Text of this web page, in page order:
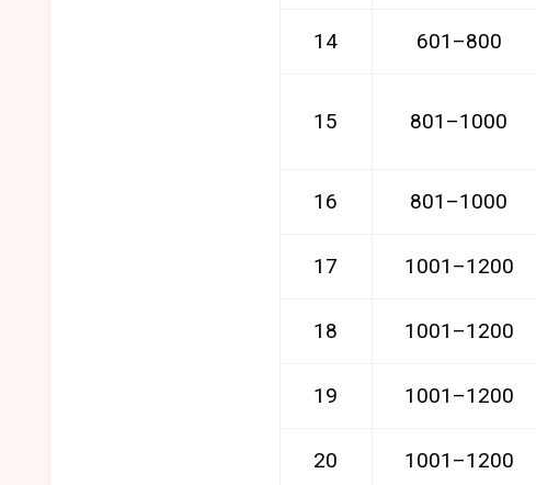
14 601–800
15 801–1000
16 801–1000
17 1001–1200
18 1001–1200
19 1001–1200
20 1001–1200